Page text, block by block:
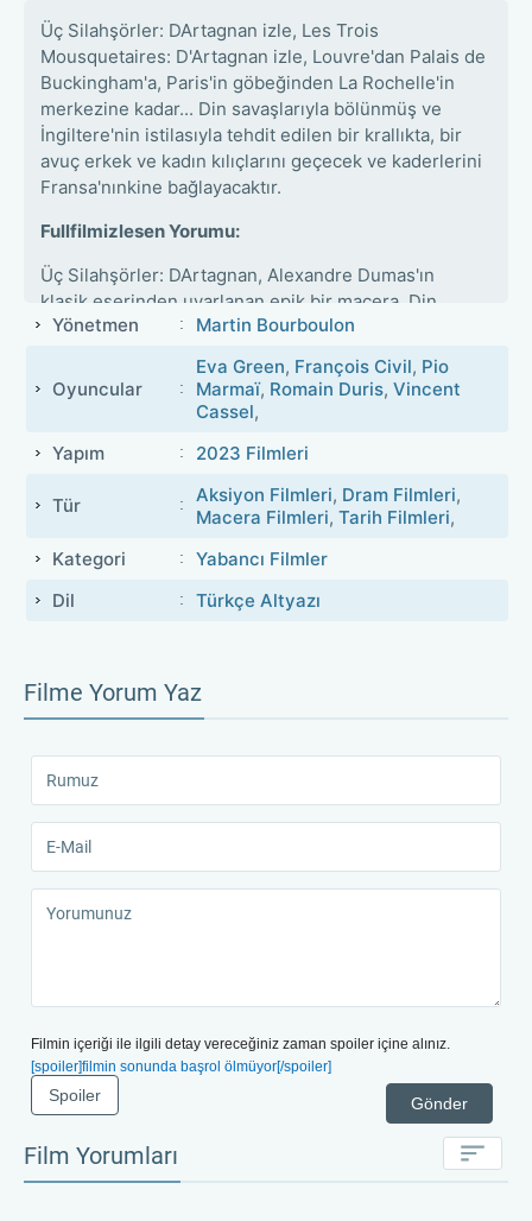
Üç Silahşörler: DArtagnan izle, Les Trois
Mousquetaires: D'Artagnan izle, Louvre'dan Palais de
Buckingham'a, Paris'in göbeğinden La Rochelle'in
merkezine kadar... Din savaşlarıyla bölünmüş ve
İngiltere'nin istilasıyla tehdit edilen bir krallıkta, bir
avuç erkek ve kadın kılıçlarını geçecek ve kaderlerini
Fransa'nınkine bağlayacaktır.
Fullfilmizlesen Yorumu:
Üç Silahşörler: DArtagnan, Alexandre Dumas'ın
klasik eserinden uyarlanan epik bir macera. Din
savaşları ve İngiltere'nin istilasıyla tehdit edilen
Fransa'da, D'Artagnan ve silahşör arkadaşları,
kılıçlarını çekip krallığın kaderini değiştirmeye
çalışırlar. Film, etkileyici dövüş sahneleri, tarihi
büyülüyor.
Yönetmen Martin Bourboulon
Oyuncular
Eva Green, François Civil, Pio
Marmaï, Romain Duris, Vincent
Cassel,
Yapım
2023 Filmleri
Tür Aksiyon Filmleri, Dram Filmleri,
Macera Filmleri, Tarih Filmleri,
Kategori
Yabancı Filmler
Dil
Türkçe Altyazı
Filme Yorum Yaz
Filmin içeriği ile ilgili detay vereceğiniz zaman spoiler içine alınız.
[spoiler]filmin sonunda başrol ölmüyor[/spoiler]
Gönder
Spoiler
Film Yorumları